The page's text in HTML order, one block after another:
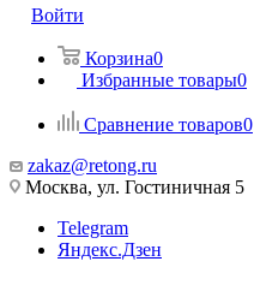
Войти
Корзина0
Избранные товары0
Сравнение товаров0
zakaz@retong.ru
Москва, ул. Гостиничная 5
Telegram
Яндекс.Дзен